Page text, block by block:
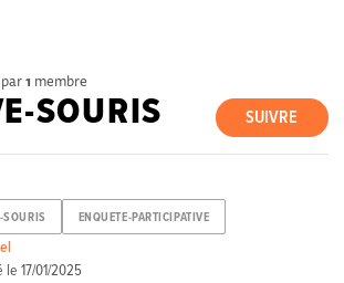
par1 membre
SUIVRE
SOURIS
SOURIS ENQUETE-PARTICIPATIVE
le17/01/2025